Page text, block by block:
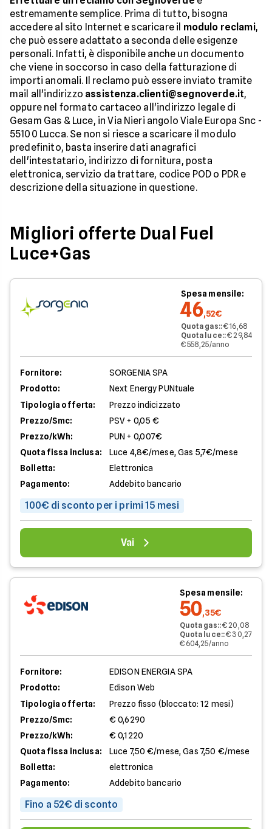
estremamente semplice. Prima di tutto, bisogna
accedere al sito Internet e scaricare il modulo reclami,
che può essere adattato a seconda delle esigenze
personali. Infatti, è disponibile anche un documento
che viene in soccorso in caso della fatturazione di
importi anomali. Il reclamo può essere inviato tramite
mail all'indirizzo assistenza.clienti@segnoverde.it,
oppure nel formato cartaceo all'indirizzo legale di
Gesam Gas & Luce, in Via Nieri angolo Viale Europa Snc -
55100 Lucca. Se non si riesce a scaricare il modulo
predefinito, basta inserire dati anagrafici
dell'intestatario, indirizzo di fornitura, posta
elettronica, servizio da trattare, codice POD o PDR e
descrizione della situazione in questione.
Migliori offerte Dual Fuel
Luce+Gas
Spesa mensile:
46,52€
Quota gas::€ 16,68
Quota luce::€ 29,84
€ 558,25/anno
Fornitore:
SORGENIA SPA
Prodotto:
Next Energy PUNtuale
Tipologia offerta:
Prezzo indicizzato
Prezzo/Smc:
PSV + 0,05 €
Prezzo/kWh:
PUN + 0,007€
Quota fissa inclusa:
Luce 4,8€/mese, Gas 5,7€/mese
Bolletta:
Elettronica
Pagamento:
Addebito bancario
100€ di sconto per i primi 15 mesi
Vai
Spesa mensile:
50,35€
Quota gas::€ 20,08
Quota luce::€ 30,27
€ 604,25/anno
Fornitore:
EDISON ENERGIA SPA
Prodotto:
Edison Web
Tipologia offerta:
Prezzo fisso (bloccato: 12 mesi)
Prezzo/Smc:
€ 0,6290
Prezzo/kWh:
€ 0,1220
Quota fissa inclusa:
Luce 7,50 €/mese, Gas 7,50 €/mese
Bolletta:
elettronica
Pagamento:
Addebito bancario
Fino a 52€ di sconto